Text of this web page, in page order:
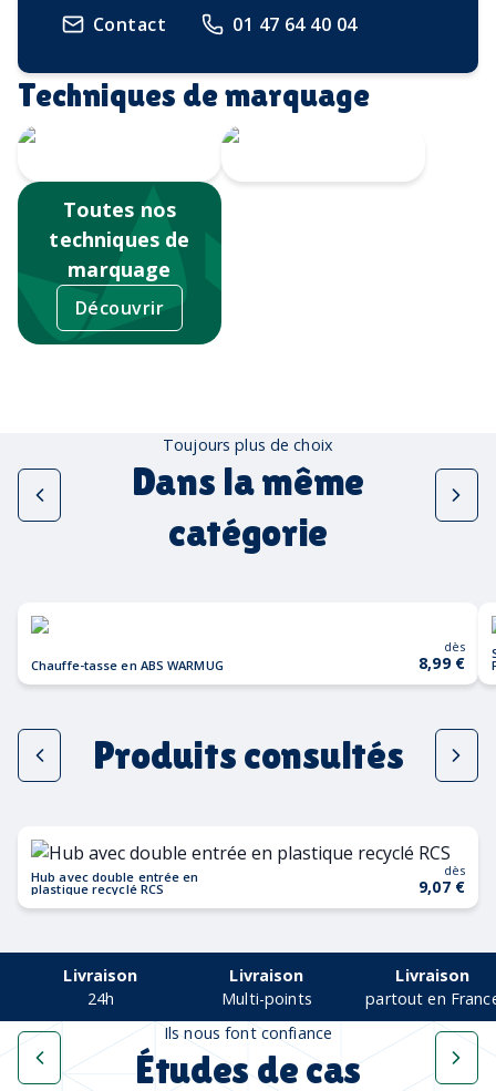
Contact 01 47 64 40 04
Techniques de marquage
Toutes nos
techniques de
marquage
Découvrir
Toujours plus de choix
Dans la même
catégorie
Chauffe-tasse en ABS WARMUG
dès
8,99 €
Produits consultés
Hub avec double entrée en
plastique recyclé RCS
dès
9,07 €
Livraison
24h
Livraison
Multi-points
Livraison
partout en
Ils nous font confiance
Études de cas